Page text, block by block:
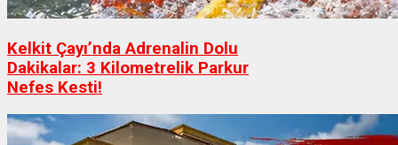
Kelkit Çayı’nda Adrenalin Dolu
Dakikalar: 3 Kilometrelik Parkur
Nefes Kesti!